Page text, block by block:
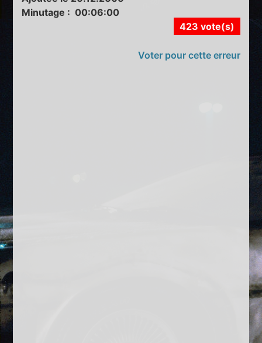
Minutage : 00:06:00
423 vote(s)
Voter pour cette erreur